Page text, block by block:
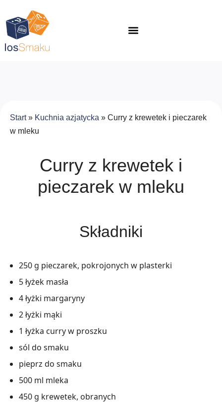
Start» Kuchnia azjatycka » Curry z krewetek i pieczarek
w mleku
Curry z krewetek i
pieczarek w mleku
Składniki
250 g pieczarek, pokrojonych w plasterki
5 łyżek masła
4 łyżki margaryny
2 łyżki mąki
1 łyżka curry w proszku
sól do smaku
pieprz do smaku
500 ml mleka
450 g krewetek, obranych